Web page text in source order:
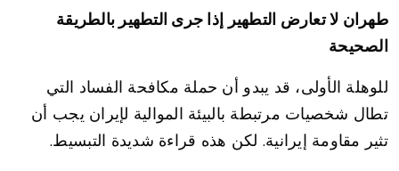
طهران لا تعارض التطهير إذا جرى التطهير بالطريقة
الصحيحة
للوهلة الأولى، قد يبدو أن حملة مكافحة الفساد التي
تطال شخصيات مرتبطة بالبيئة الموالية لإيران يجب أن
تثير مقاومة إيرانية. لكن هذه قراءة شديدة التبسيط.